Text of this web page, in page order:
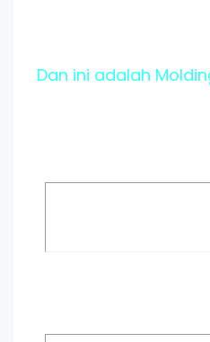
Dan ini adalah